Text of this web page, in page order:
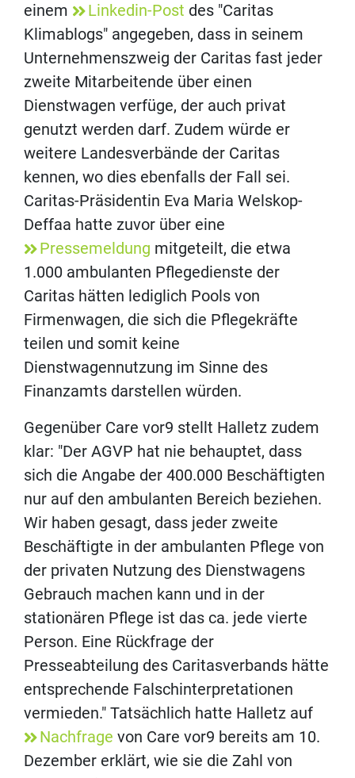
einem
Linkedin-Post des "Caritas
Klimablogs" angegeben, dass in seinem
Unternehmenszweig der Caritas fast jeder
zweite Mitarbeitende über einen
Dienstwagen verfüge, der auch privat
genutzt werden darf. Zudem würde er
weitere Landesverbände der Caritas
kennen, wo dies ebenfalls der Fall sei.
Caritas-Präsidentin Eva Maria Welskop-
Deffaa hatte zuvor über eine
Pressemeldung mitgeteilt, die etwa
1.000 ambulanten Pflegedienste der
Caritas hätten lediglich Pools von
Firmenwagen, die sich die Pflegekräfte
teilen und somit keine
Dienstwagennutzung im Sinne des
Finanzamts darstellen würden.
Gegenüber Care vor9 stellt Halletz zudem
klar: "Der AGVP hat nie behauptet, dass
sich die Angabe der 400.000 Beschäftigten
nur auf den ambulanten Bereich beziehen.
Wir haben gesagt, dass jeder zweite
Beschäftigte in der ambulanten Pflege von
der privaten Nutzung des Dienstwagens
Gebrauch machen kann und in der
stationären Pflege ist das ca. jede vierte
Person. Eine Rückfrage der
Presseabteilung des Caritasverbands hätte
entsprechende Falschinterpretationen
vermieden." Tatsächlich hatte Halletz auf
Nachfrage von Care vor9 bereits am 10.
Dezember erklärt, wie sie die Zahl von